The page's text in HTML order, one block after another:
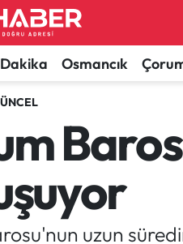
Osmancık
uzun
Haritası
ve Fikstür